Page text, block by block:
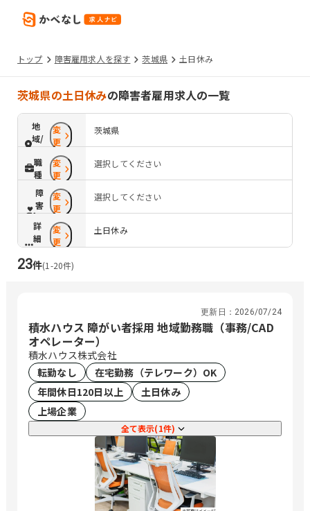
トップ 障害雇用求人を探す 茨城県 土日休み
茨城県の土日休みの障害者雇用求人の一覧
地
域/
路
線
変
更
茨城県
職
種
変
更
選択してください
障
害
配
慮
変
更
選択してください
詳
細
条
件
変
更
土日休み
23件(1 -20件)
更新日： 2026/07/24
積水ハウス 障がい者採用 地域勤務職（事務/CAD
オペレーター）
積水ハウス株式会社
転勤なし
在宅勤務（テレワーク）OK
年間休日120日以上
土日休み
上場企業
全て表示(1件)